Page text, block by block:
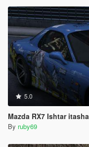
5.0
Mazda RX7 Ishtar itasha
By ruby69